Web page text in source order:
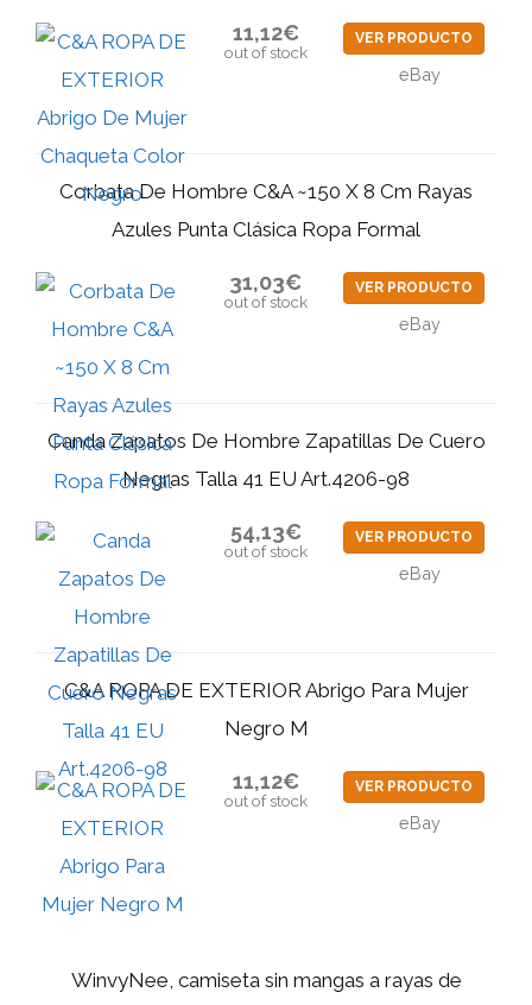
11,12€
out of stock
VER PRODUCTO
eBay
Corbata De Hombre C&A ~150 X 8 Cm Rayas
Azules Punta Clásica Ropa Formal
31,03€
out of stock
VER PRODUCTO
eBay
Canda Zapatos De Hombre Zapatillas De Cuero
Negras Talla 41 EU Art.4206-98
54,13€
out of stock
VER PRODUCTO
eBay
C&A ROPA DE EXTERIOR Abrigo Para Mujer
Negro M
11,12€
out of stock
VER PRODUCTO
eBay
WinvyNee, camiseta sin mangas a rayas de